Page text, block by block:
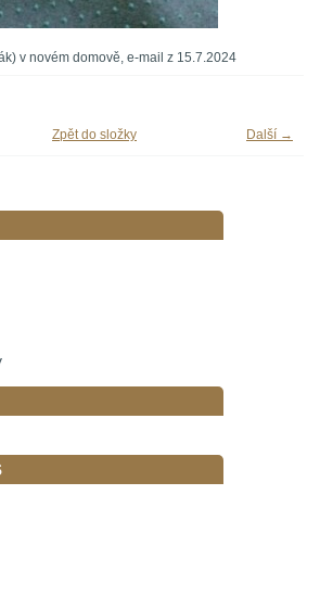
v novém domově, e-mail z 15.7.2024
Další →
Zpět do složky